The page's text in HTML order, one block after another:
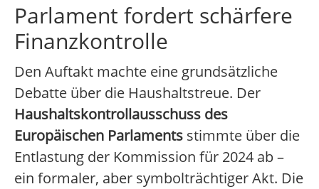
Parlament fordert schärfere
Finanzkontrolle
Den Auftakt machte eine grundsätzliche
Debatte über die Haushaltstreue. Der
Haushaltskontrollausschuss des
Europäischen Parlaments stimmte über die
Entlastung der Kommission für 2024 ab –
ein formaler, aber symbolträchtiger Akt. Die